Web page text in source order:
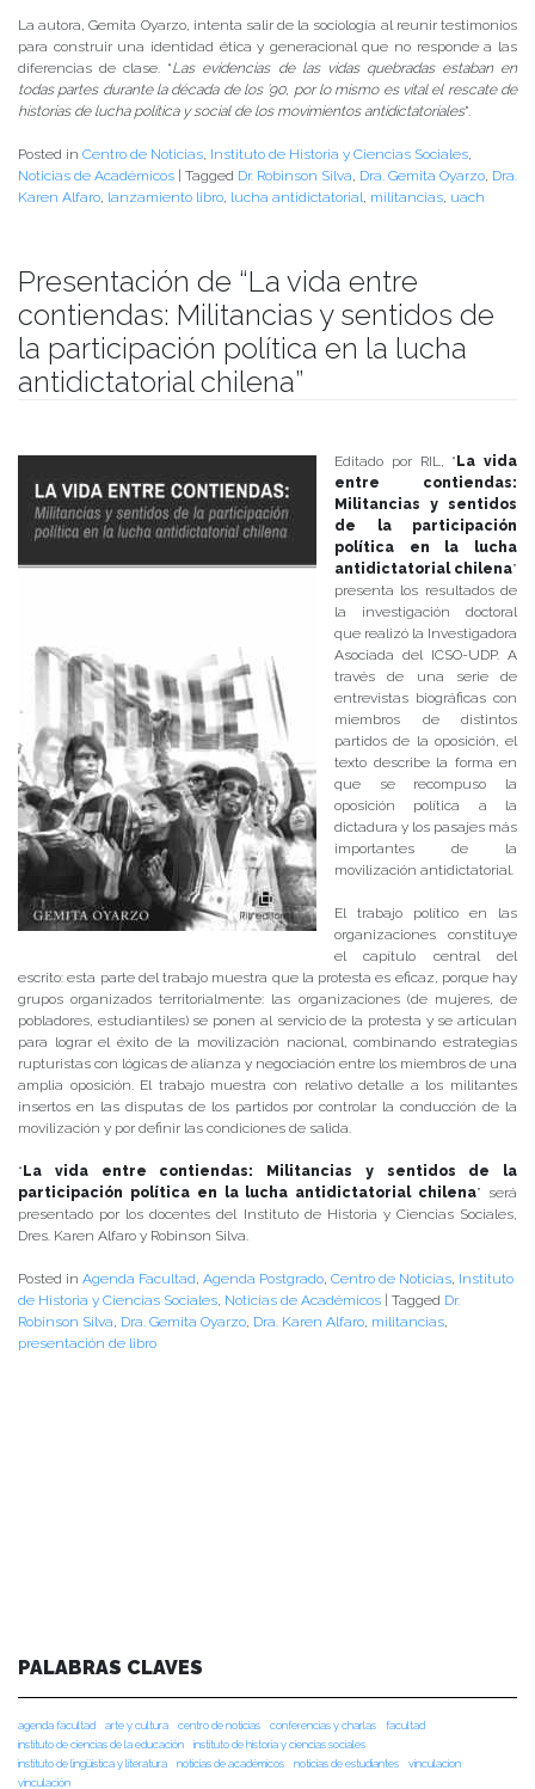
La autora, Gemita Oyarzo, intenta salir de la sociología al reunir testimonios
para construir una identidad ética y generacional que no responde a las
diferencias de clase. “Las evidencias de las vidas quebradas estaban en
todas partes durante la década de los ’90, por lo mismo es vital el rescate de
historias de lucha política y social de los movimientos antidictatoriales”.
Posted in Centro de Noticias, Instituto de Historia y Ciencias Sociales,
Noticias de Académicos
Tagged Dr. Robinson Silva, Dra. Gemita Oyarzo, Dra.
Karen Alfaro, lanzamiento libro, lucha antidictatorial, militancias, uach
Presentación de “La vida entre
contiendas: Militancias y sentidos de
la participación política en la lucha
antidictatorial chilena”
Editado por RIL, “ La vida
entre contiendas:
Militancias y sentidos
de la participación
política en la lucha
antidictatorial chilena”
presenta los resultados de
la investigación doctoral
que realizó la Investigadora
Asociada del ICSO-UDP. A
través de una serie de
entrevistas biográficas con
miembros de distintos
partidos de la oposición, el
texto describe la forma en
que se recompuso la
oposición política a la
dictadura y los pasajes más
importantes de la
movilización antidictatorial.
El trabajo político en las
organizaciones constituye
el capítulo central del
escrito: esta parte del trabajo muestra que la protesta es eficaz, porque hay
grupos organizados territorialmente: las organizaciones (de mujeres, de
pobladores, estudiantiles) se ponen al servicio de la protesta y se articulan
para lograr el éxito de la movilización nacional, combinando estrategias
rupturistas con lógicas de alianza y negociación entre los miembros de una
amplia oposición. El trabajo muestra con relativo detalle a los militantes
insertos en las disputas de los partidos por controlar la conducción de la
movilización y por definir las condiciones de salida.
“ La vida entre contiendas: Militancias y sentidos de la
participación política en la lucha antidictatorial chilena” será
presentado por los docentes del Instituto de Historia y Ciencias Sociales,
Dres. Karen Alfaro y Robinson Silva.
Posted in Agenda Facultad, Agenda Postgrado, Centro de Noticias, Instituto
de Historia y Ciencias Sociales, Noticias de Académicos Tagged Dr.
Robinson Silva, Dra. Gemita Oyarzo, Dra. Karen Alfaro, militancias,
presentación de libro
PALABRAS CLAVES
agenda facultad arte y cultura centro de noticias conferencias y charlas
facultad
instituto de ciencias de la educación
instituto de historia y ciencias sociales
instituto de lingüística y literatura
noticias de académicos noticias de estudiantes
vinculacion
vinculación